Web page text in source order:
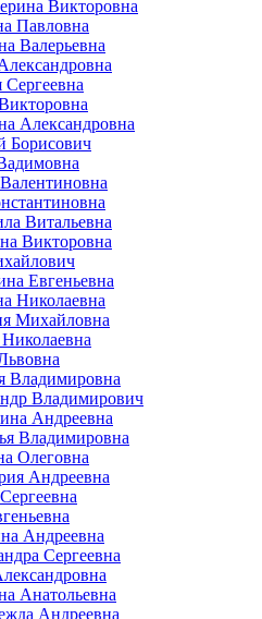
Викторовна
Павловна
Валерьевна
Сергеевна
Александровна
Борисович
Витальевна
Викторовна
Евгеньевна
Николаевна
Михайловна
Владимировна
Владимирович
Андреевна
Владимировна
Олеговна
Андреевна
Андреевна
Сергеевна
Анатольевна
Андреевна